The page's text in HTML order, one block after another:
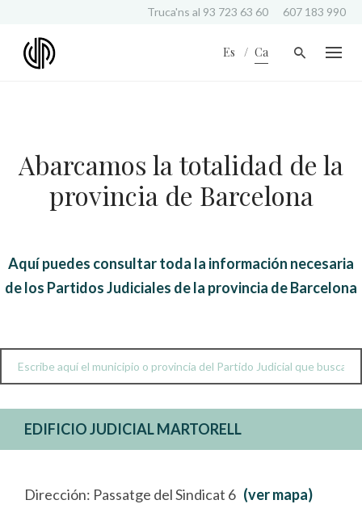
Truca'ns al 93 723 63 60 607 183 990
Es Ca
Abarcamos la totalidad de la
provincia de Barcelona
Aquí puedes consultar toda la información necesaria
de los Partidos Judiciales de la provincia de Barcelona
EDIFICIO JUDICIAL MARTORELL
Dirección: Passatge del Sindicat 6 (ver mapa)